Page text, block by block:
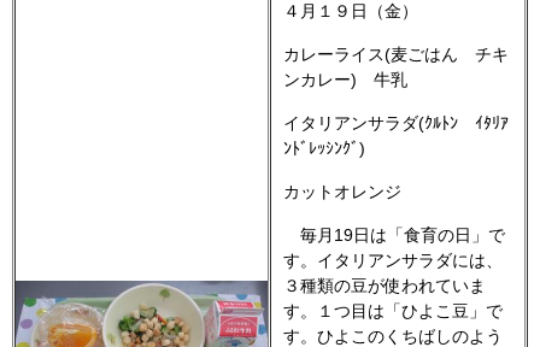
４月１９日（金）
カレーライス(麦ごはん チキ
ンカレー) 牛乳
イタリアンサラダ(ｸﾙﾄﾝ ｲﾀﾘｱ
ﾝﾄﾞﾚｯｼﾝｸﾞ)
カットオレンジ
毎月19日は「食育の日」で
す。イタリアンサラダには、
３種類の豆が使われていま
す。１つ目は「ひよこ豆」で
す。ひよこのくちばしのよう